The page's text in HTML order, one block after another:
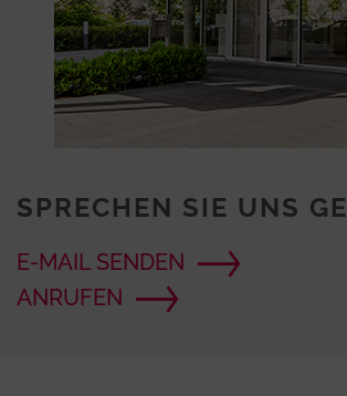
SPRECHEN SIE UNS
E-MAIL SENDEN
ANRUFEN